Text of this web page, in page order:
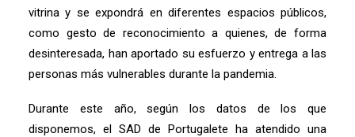
vitrina y se expondrá en diferentes espacios públicos,
como gesto de reconocimiento a quienes, de forma
desinteresada, han aportado su esfuerzo y entrega a las
personas más vulnerables durante la pandemia.
Durante este año, según los datos de los que
disponemos, el SAD de Portugalete ha atendido una